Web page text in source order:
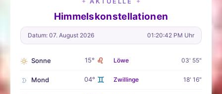
Himmelskonstellationen
Datum: 07. August 2026 01:20:43 PM Uhr
Sonne 15° ♌ Löwe 03' 55"
Mond 04° ♊ Zwillinge 18' 16"